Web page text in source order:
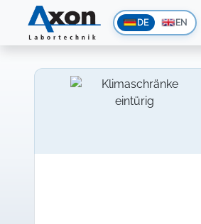
DE EN